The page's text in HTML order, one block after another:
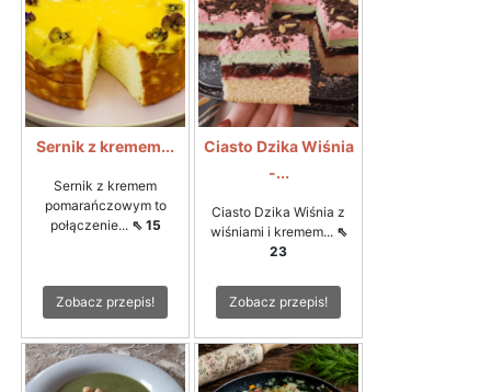
Sernik z kremem...
Sernik z kremem
pomarańczowym to
połączenie... ⇖ 15
Zobacz przepis!
Ciasto Dzika Wiśnia
-...
Ciasto Dzika Wiśnia z
wiśniami i kremem... ⇖
23
Zobacz przepis!